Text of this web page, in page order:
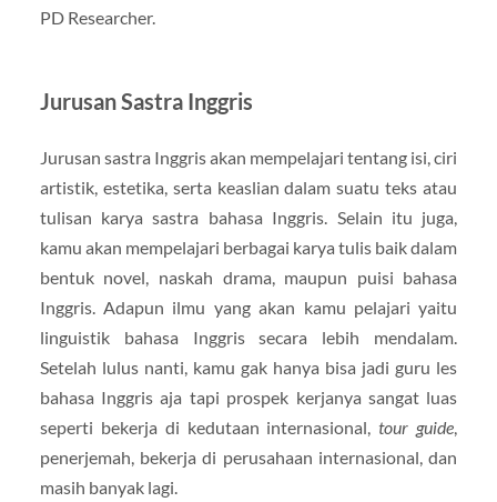
PD Researcher.
Jurusan Sastra Inggris
Jurusan sastra Inggris akan mempelajari tentang isi, ciri
artistik, estetika, serta keaslian dalam suatu teks atau
tulisan karya sastra bahasa Inggris. Selain itu juga,
kamu akan mempelajari berbagai karya tulis baik dalam
bentuk novel, naskah drama, maupun puisi bahasa
Inggris. Adapun ilmu yang akan kamu pelajari yaitu
linguistik bahasa Inggris secara lebih mendalam.
Setelah lulus nanti, kamu gak hanya bisa jadi guru les
bahasa Inggris aja tapi prospek kerjanya sangat luas
seperti bekerja di kedutaan internasional,tour guide,
penerjemah, bekerja di perusahaan internasional, dan
masih banyak lagi.